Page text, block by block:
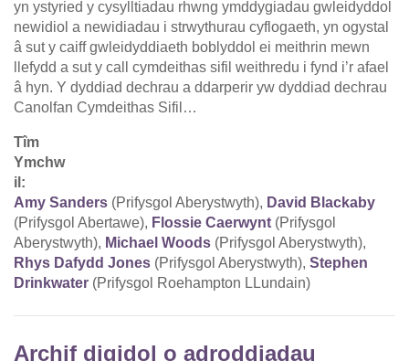
yn ystyried y cysylltiadau rhwng ymddygiadau gwleidyddol
newidiol a newidiadau i strwythurau cyflogaeth, yn ogystal
â sut y caiff gwleidyddiaeth boblyddol ei meithrin mewn
llefydd a sut y call cymdeithas sifil weithredu i fynd i’r afael
â hyn. Y dyddiad dechrau a ddarperir yw dyddiad dechrau
Canolfan Cymdeithas Sifil…
Tîm
Ymchw
il:
Amy Sanders (Prifysgol Aberystwyth), David Blackaby
(Prifysgol Abertawe), Flossie Caerwynt (Prifysgol
Aberystwyth), Michael Woods (Prifysgol Aberystwyth),
Rhys Dafydd Jones (Prifysgol Aberystwyth), Stephen
Drinkwater (Prifysgol Roehampton LLundain)
Archif digidol o adroddiadau